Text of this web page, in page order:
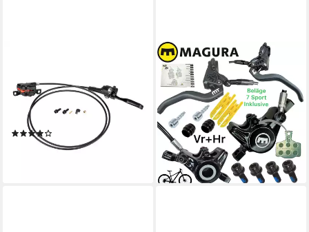
(hinten, 1-St), Bremse
Scheibenbremse Fahrrad
hydraulische Bremsen MTB
Trekking
ab 34,99 €
MAGURA
Scheibenbremse Magura MT4
Fahhrad MTB Ebike Tour
Hydraulische Schebenbremse
Set Vr+Hr
99,00 € UVP185,90 €
-47%
lieferbar - in 4-5 Werktagen bei dir